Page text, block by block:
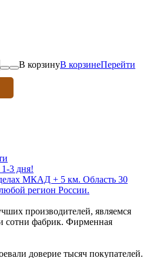
В корзинуВ корзинеПерейти
1-3 дня!
МКАД + 5 км. Область 30
регион России.
производителей, являемся
сотни фабрик. Фирменная
доверие тысяч покупателей.